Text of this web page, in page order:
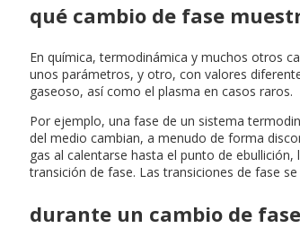
qué cambio de fase
En química, termodinámica y muchos otros
unos parámetros, y otro, con valores
gaseoso, así como el plasma en casos raros.
Por ejemplo, una fase de un sistema
del medio cambian, a menudo de forma
gas al calentarse hasta el punto de
transición de fase. Las transiciones de fase
durante un cambio de